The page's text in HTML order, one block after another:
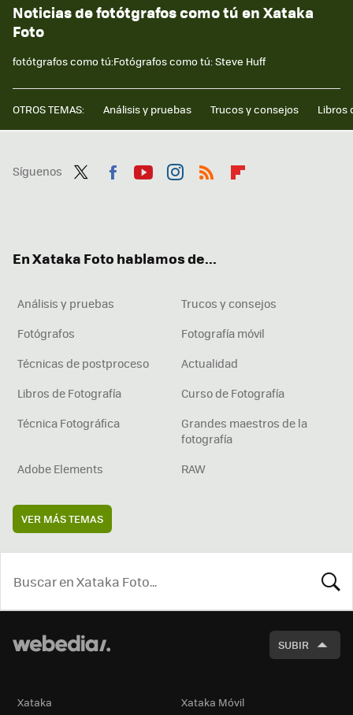
Noticias de fotótgrafos como tú en Xataka
Foto
fotótgrafos como tú:Fotógrafos como tú: Steve Huff
OTROS TEMAS: Análisis y pruebas Trucos y consejos Libros
Síguenos
En Xataka Foto hablamos de...
Análisis y pruebas
Trucos y consejos
Fotógrafos
Fotografía móvil
Técnicas de postproceso
Actualidad
Libros de Fotografía
Curso de Fotografía
Técnica Fotográfica
Grandes maestros de la
fotografía
Adobe Elements
RAW
VER MÁS TEMAS
SUBIR
Xataka Xataka Móvil